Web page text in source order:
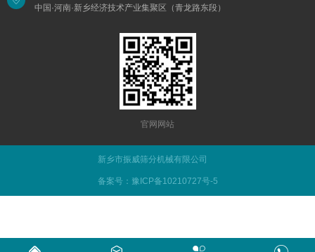
中国·河南·新乡经济技术产业集聚区（青龙路东段）
官网网站
新乡市振威筛分机械有限公司
备案号：豫ICP备10210727号-5